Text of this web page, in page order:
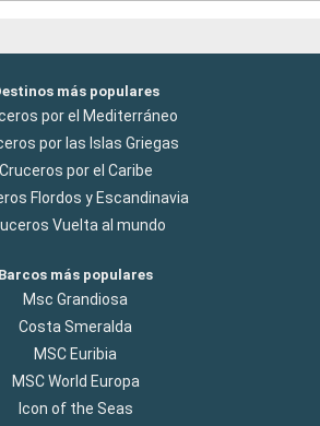
más populares
por el Mediterráneo
por las Islas Griegas
Cruceros por el Caribe
Flordos y Escandinavia
Vuelta al mundo
Barcos más populares
Msc Grandiosa
Costa Smeralda
MSC Euribia
MSC World Europa
Icon of the Seas